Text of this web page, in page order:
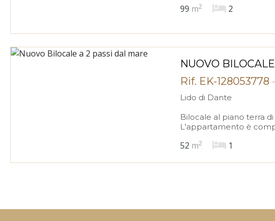
99 m2 2
NUOVO
Rif. EK-128053778 -
Lido di Dante
Bilocale al piano terra
L'appartamento è
52 m2 1